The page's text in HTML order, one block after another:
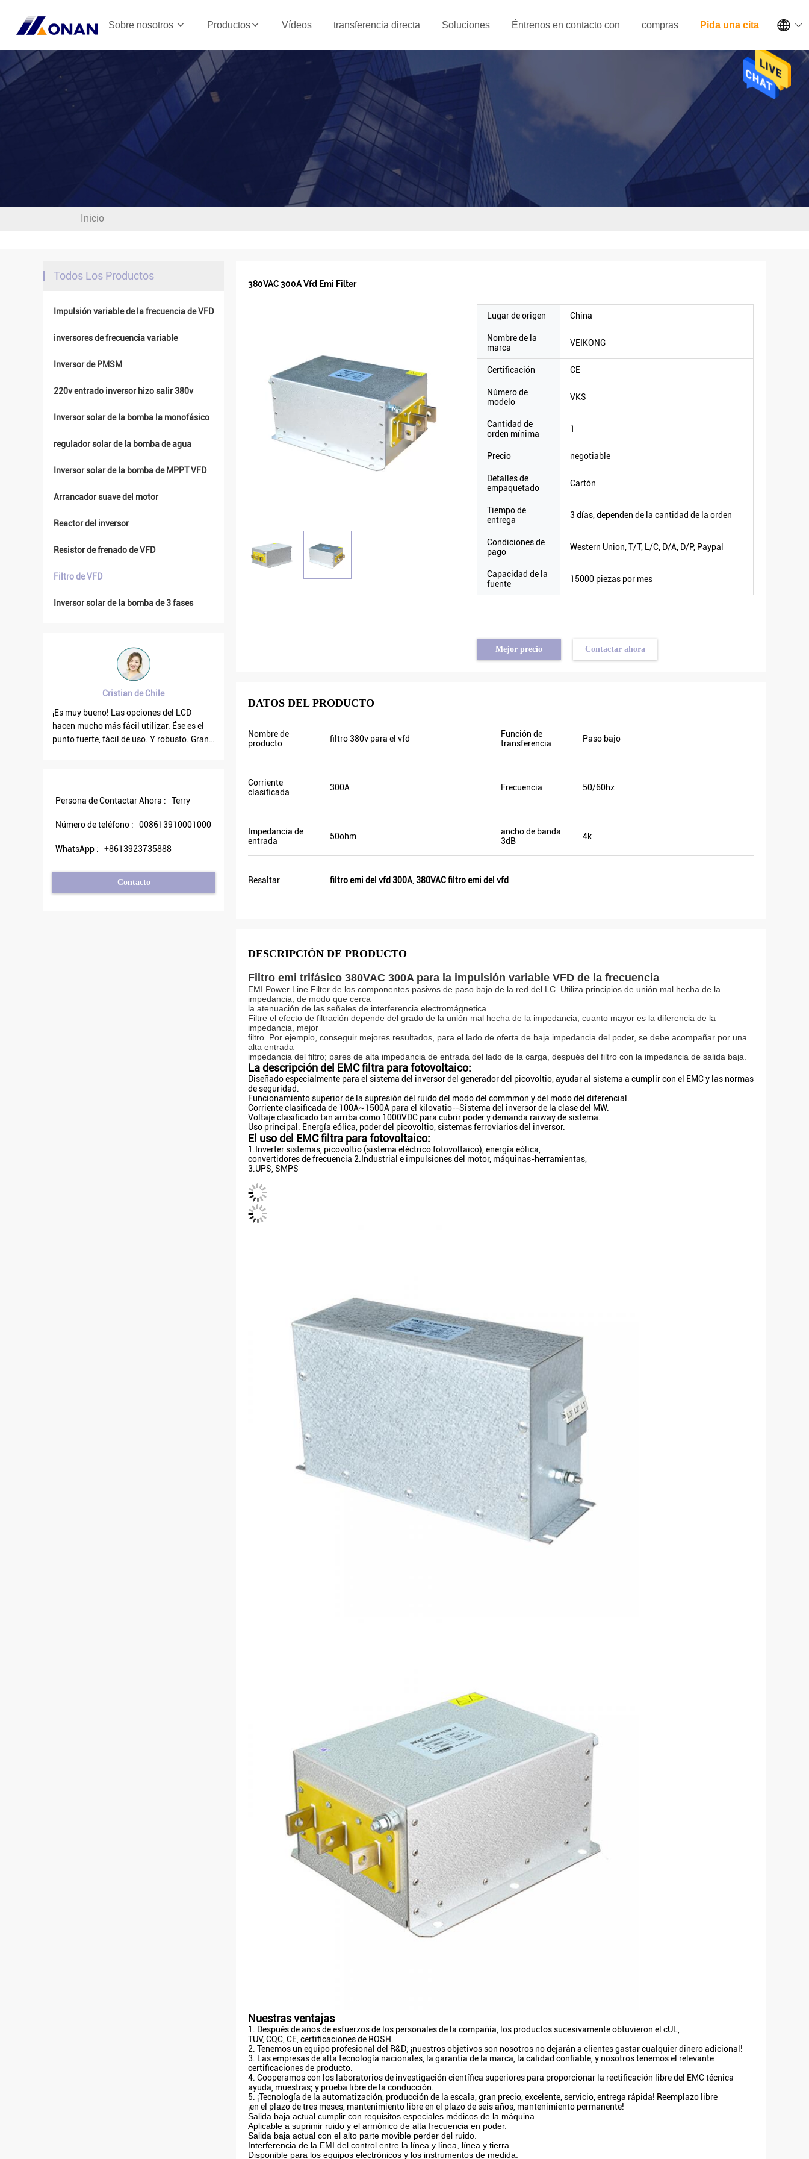
Sobre nosotros Productos Vídeos transferencia directa Soluciones Éntrenos en contacto con compras Pida una cita 
Inicio
Todos Los Productos
Impulsión variable de la frecuencia de VFD
inversores de frecuencia variable
Inversor de PMSM
220v entrado inversor hizo salir 380v
Inversor solar de la bomba la monofásico
regulador solar de la bomba de agua
Inversor solar de la bomba de MPPT VFD
Arrancador suave del motor
Reactor del inversor
Resistor de frenado de VFD
Filtro de VFD
Inversor solar de la bomba de 3 fases
Cristian de Chile
¡Es muy bueno! Las opciones del LCD
hacen mucho más fácil utilizar. Ése es el
punto fuerte, fácil de uso. Y robusto. Gran
También la corriente de salida es menos
más energía.
preparamos algunos productos
este año, hay más de 8. ¡Algunos de ellos
solamente vender Veikong!
Persona de Contactar Ahora : Terry
Número de teléfono : 008613910001000
WhatsApp : +8613923735888
Contacto
380VAC 300A Vfd Emi Filter
Lugar de origen China
Nombre de la
marca
VEIKONG
Certificación CE
Número de
modelo
VKS
Cantidad de
orden mínima
1
Precio negotiable
Detalles de
empaquetado
Cartón
Tiempo de
entrega
3 días, dependen de la cantidad de la orden
Condiciones de
pago
Western Union, T/T, L/C, D/A, D/P, Paypal
Capacidad de la
fuente
15000 piezas por mes
Mejor precio Contactar ahora
DATOS DEL PRODUCTO
Nombre de
producto
filtro 380v para el vfd
Función de
transferencia
Paso bajo
Corriente
clasificada
300A Frecuencia 50/60hz
Impedancia de
entrada
50ohm
ancho de banda
3dB
4k
Resaltar filtro emi del vfd 300A 380VAC filtro emi del vfd
DESCRIPCIÓN DE PRODUCTO
Filtro emi trifásico 380VAC 300A para la impulsión variable VFD de la frecuencia
EMI Power Line Filter de los componentes pasivos de paso bajo de la red del LC. Utiliza principios de unión mal hecha de la
impedancia, de modo que cerca
la atenuación de las señales de interferencia electromágnetica.
Filtre el efecto de filtración depende del grado de la unión mal hecha de la impedancia, cuanto mayor es la diferencia de la
impedancia, mejor
filtro. Por ejemplo, conseguir mejores resultados, para el lado de oferta de baja impedancia del poder, se debe acompañar por una
alta entrada
impedancia del filtro; pares de alta impedancia de entrada del lado de la carga, después del filtro con la impedancia de salida baja.
La descripción del EMC filtra para fotovoltaico:
Diseñado especialmente para el sistema del inversor del generador del picovoltio, ayudar al sistema a cumplir con el EMC y las normas
de seguridad.
Funcionamiento superior de la supresión del ruido del modo del commmon y del modo del diferencial.
Corriente clasificada de 100A~1500A para el kilovatio--Sistema del inversor de la clase del MW.
Voltaje clasificado tan arriba como 1000VDC para cubrir poder y demanda raiway de sistema.
Uso principal: Energía eólica, poder del picovoltio, sistemas ferroviarios del inversor.
El uso del EMC filtra para fotovoltaico:
1.Inverter sistemas, picovoltio (sistema eléctrico fotovoltaico), energía eólica,
convertidores de frecuencia 2.Industrial e impulsiones del motor, máquinas-herramientas,
3.UPS, SMPS
Nuestras ventajas
1. Después de años de esfuerzos de los personales de la compañía, los productos sucesivamente obtuvieron el cUL,
TUV, CQC, CE, certificaciones de ROSH.
2. Tenemos un equipo profesional del R&D; ¡nuestros objetivos son nosotros no dejarán a clientes gastar cualquier dinero adicional!
3. Las empresas de alta tecnología nacionales, la garantía de la marca, la calidad confiable, y nosotros tenemos el relevante
certificaciones de producto.
4. Cooperamos con los laboratorios de investigación científica superiores para proporcionar la rectificación libre del EMC técnica
ayuda, muestras; y prueba libre de la conducción.
5. ¡Tecnología de la automatización, producción de la escala, gran precio, excelente, servicio, entrega rápida! Reemplazo libre
¡en el plazo de tres meses, mantenimiento libre en el plazo de seis años, mantenimiento permanente!
Salida baja actual cumplir con requisitos especiales médicos de la máquina.
Aplicable a suprimir ruido y el armónico de alta frecuencia en poder.
Salida baja actual con el alto parte movible perder del ruido.
Interferencia de la EMI del control entre la línea y línea, línea y tierra.
Disponible para los equipos electrónicos y los instrumentos de medida.